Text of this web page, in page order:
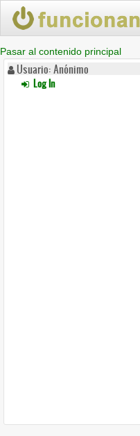
Pasar al contenido principal
Usuario: Anónimo
Log In